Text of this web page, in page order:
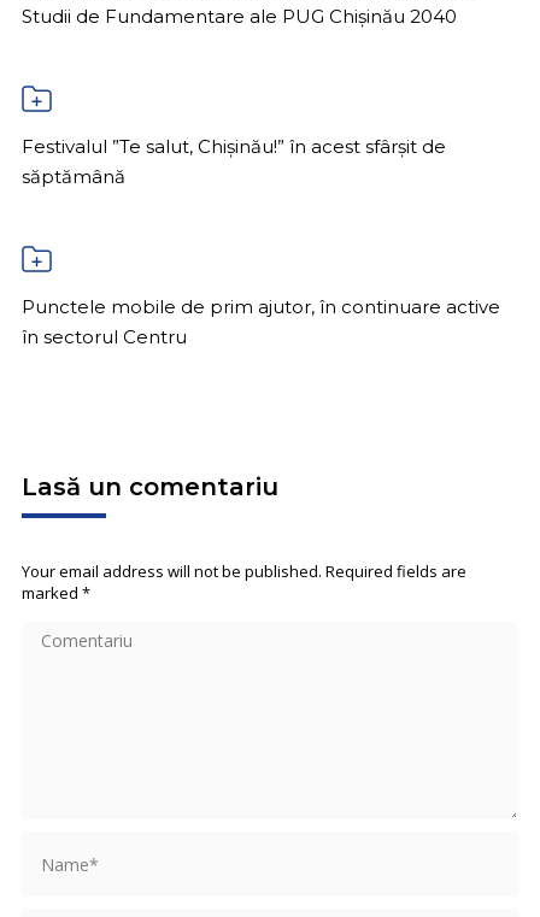
Studii de Fundamentare ale PUG Chișinău 2040
Festivalul ”Te salut, Chișinău!” în acest sfârșit de
săptămână
Punctele mobile de prim ajutor, în continuare active
în sectorul Centru
Lasă un comentariu
Your email address will not be published. Required fields are
marked *
Comentariu